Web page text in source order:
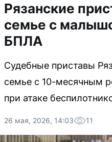
Рязанские
семье с
БПЛА
Судебные приставы
семье с 10-месячным
при атаке
26 мая, 2026, 14:03 11